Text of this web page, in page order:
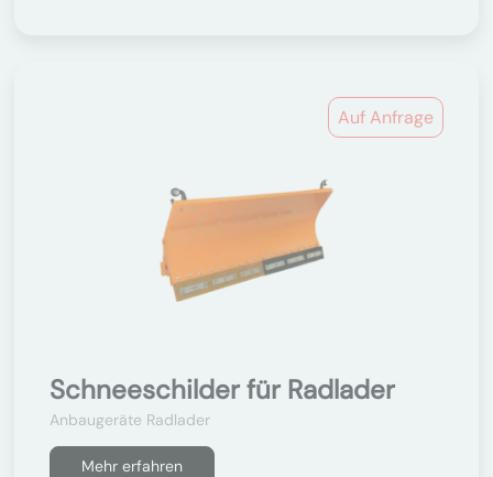
Auf Anfrage
Schneeschilder für Radlader
Anbaugeräte Radlader
Mehr erfahren